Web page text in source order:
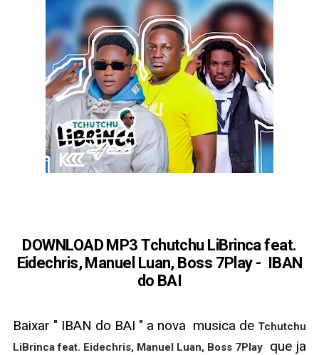
DOWNLOAD MP3 Tchutchu LiBrinca feat.
Eidechris, Manuel Luan, Boss 7Play - IBAN
do BAI
Baixar " IBAN do BAI " a nova musica de Tchutchu
LiBrinca feat. Eidechris, Manuel Luan, Boss 7Play
que ja